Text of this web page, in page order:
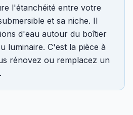
l'étanchéité entre votre
et sa niche. Il
d'eau autour du boîtier
luminaire. C'est la pièce à
rénovez ou remplacez un